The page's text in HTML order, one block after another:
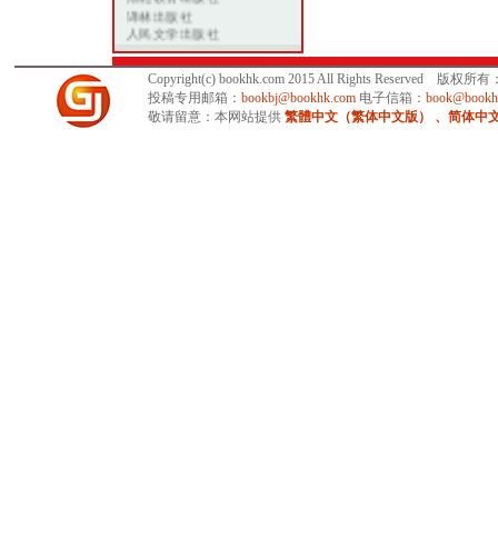
译林出版社
人民文学出版社
上海文艺出版总社
当代世界出版社
新浪网读书频道
中华图书
掌上书院
Copyright(c) bookhk.com 2015 All Rights Reserved 版权所
投稿专用邮箱： bookbj@bookhk.com电子信箱：
敬请留意：本网站提供 繁體中文（繁体中文版） 、简体中